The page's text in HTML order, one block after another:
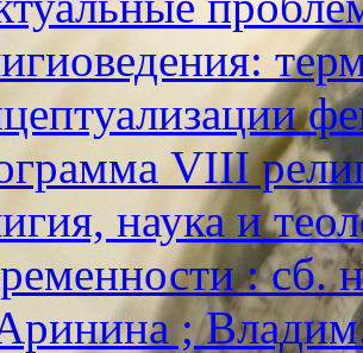
VIII
наука и
: сб.
;